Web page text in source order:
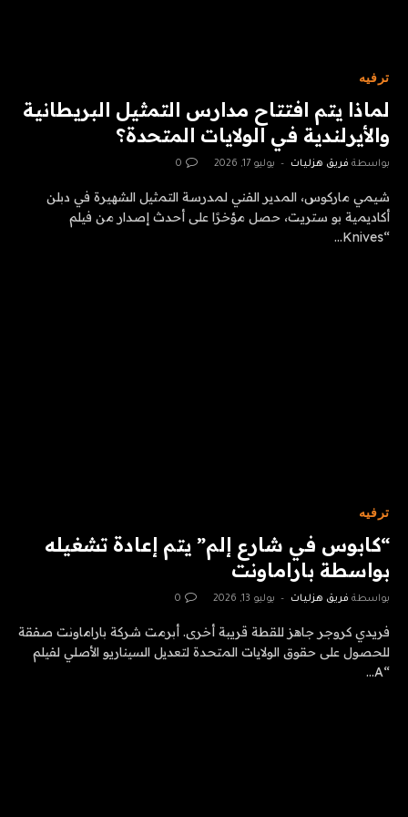
ترفيه
لماذا يتم افتتاح مدارس التمثيل البريطانية
والأيرلندية في الولايات المتحدة؟
بواسطة فريق هزليات يوليو 17, 2026 0
شيمي ماركوس، المدير الفني لمدرسة التمثيل الشهيرة في دبلن
أكاديمية بو ستريت، حصل مؤخرًا على أحدث إصدار من فيلم
“Knives…
ترفيه
“كابوس في شارع إلم” يتم إعادة تشغيله
بواسطة باراماونت
بواسطة فريق هزليات يوليو 13, 2026 0
فريدي كروجر جاهز للقطة قريبة أخرى. أبرمت شركة باراماونت صفقة
للحصول على حقوق الولايات المتحدة لتعديل السيناريو الأصلي لفيلم
“A…